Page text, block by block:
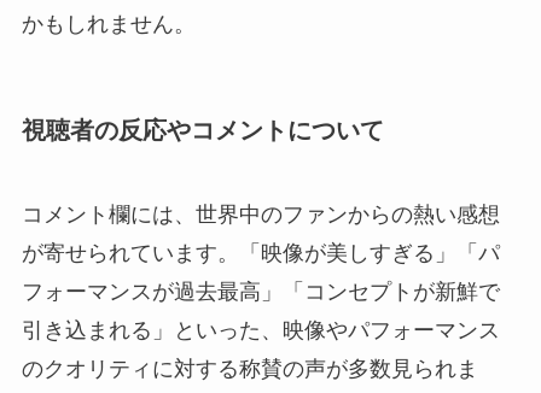
かもしれません。
視聴者の反応やコメントについて
コメント欄には、世界中のファンからの熱い感想
が寄せられています。「映像が美しすぎる」「パ
フォーマンスが過去最高」「コンセプトが新鮮で
引き込まれる」といった、映像やパフォーマンス
のクオリティに対する称賛の声が多数見られま